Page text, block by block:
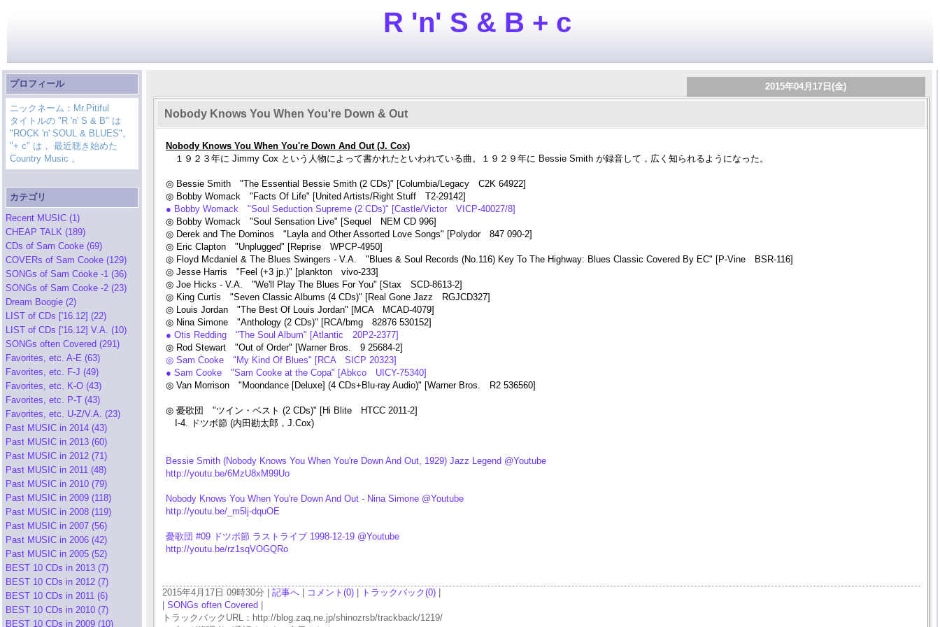
R 'n' S & B + c
プロフィール
ニックネーム：Mr.Pitiful
タイトルの "R 'n' S & B" は
"ROCK 'n' SOUL & BLUES"。
"+ c" は， 最近聴き始めた
Country Music 。
カテゴリ
Recent MUSIC (1)
CHEAP TALK (189)
CDs of Sam Cooke (69)
COVERs of Sam Cooke (129)
SONGs of Sam Cooke -1 (36)
SONGs of Sam Cooke -2 (23)
Dream Boogie (2)
LIST of CDs ['16.12] (22)
LIST of CDs ['16.12] V.A. (10)
SONGs often Covered (291)
Favorites, etc. A-E (63)
Favorites, etc. F-J (49)
Favorites, etc. K-O (43)
Favorites, etc. P-T (43)
Favorites, etc. U-Z/V.A. (23)
Past MUSIC in 2014 (43)
Past MUSIC in 2013 (60)
Past MUSIC in 2012 (71)
Past MUSIC in 2011 (48)
Past MUSIC in 2010 (79)
Past MUSIC in 2009 (118)
Past MUSIC in 2008 (119)
Past MUSIC in 2007 (56)
Past MUSIC in 2006 (42)
Past MUSIC in 2005 (52)
BEST 10 CDs in 2013 (7)
BEST 10 CDs in 2012 (7)
BEST 10 CDs in 2011 (6)
BEST 10 CDs in 2010 (7)
BEST 10 CDs in 2009 (10)
2015年04月17日(金)
Nobody Knows You When You're Down & Out
Nobody Knows You When You're Down And Out (J. Cox)
１９２３年に Jimmy Cox という人物によって書かれたといわれている曲。１９２９年に Bessie Smith が録音して，広く知られるようになった。
◎ Bessie Smith "The Essential Bessie Smith (2 CDs)" [Columbia/Legacy C2K 64922]
◎ Bobby Womack "Facts Of Life" [United Artists/Right Stuff T2-29142]
● Bobby Womack "Soul Seduction Supreme (2 CDs)" [Castle/Victor VICP-40027/8]
◎ Bobby Womack "Soul Sensation Live" [Sequel NEM CD 996]
◎ Derek and The Dominos "Layla and Other Assorted Love Songs" [Polydor 847 090-2]
◎ Eric Clapton "Unplugged" [Reprise WPCP-4950]
◎ Floyd Mcdaniel & The Blues Swingers - V.A. "Blues & Soul Records (No.116) Key To The Highway: Blues Classic Covered By EC" [P-Vine BSR-116]
◎ Jesse Harris "Feel (+3 jp.)" [plankton vivo-233]
◎ Joe Hicks - V.A. "We'll Play The Blues For You" [Stax SCD-8613-2]
◎ King Curtis "Seven Classic Albums (4 CDs)" [Real Gone Jazz RGJCD327]
◎ Louis Jordan "The Best Of Louis Jordan" [MCA MCAD-4079]
◎ Nina Simone "Anthology (2 CDs)" [RCA/bmg 82876 530152]
● Otis Redding "The Soul Album" [Atlantic 20P2-2377]
◎ Rod Stewart "Out of Order" [Warner Bros. 9 25684-2]
◎ Sam Cooke "My Kind Of Blues" [RCA SICP 20323]
● Sam Cooke "Sam Cooke at the Copa" [Abkco UICY-75340]
◎ Van Morrison "Moondance [Deluxe] (4 CDs+Blu-ray Audio)" [Warner Bros. R2 536560]
◎ 憂歌団 "ツイン・ベスト (2 CDs)" [Hi Blite HTCC 2011-2]
I-4. ドツボ節 (内田勘太郎，J.Cox)
Bessie Smith (Nobody Knows You When You're Down And Out, 1929) Jazz Legend @Youtube
http://youtu.be/6MzU8xM99Uo
Nobody Knows You When You're Down And Out - Nina Simone @Youtube
http://youtu.be/_m5lj-dquOE
憂歌団 #09 ドツボ節 ラストライブ 1998-12-19 @Youtube
http://youtu.be/rz1sqVOGQRo
2015年4月17日 09時30分 | 記事へ コメント(0) トラックバック(0)
SONGs often Covered
トラックバックURL：http://blog.zaq.ne.jp/shinozrsb/trackback/1219/